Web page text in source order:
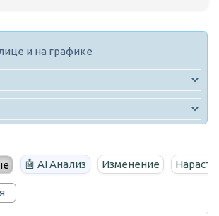
и на графике
🤖 AI Анализ Изменение